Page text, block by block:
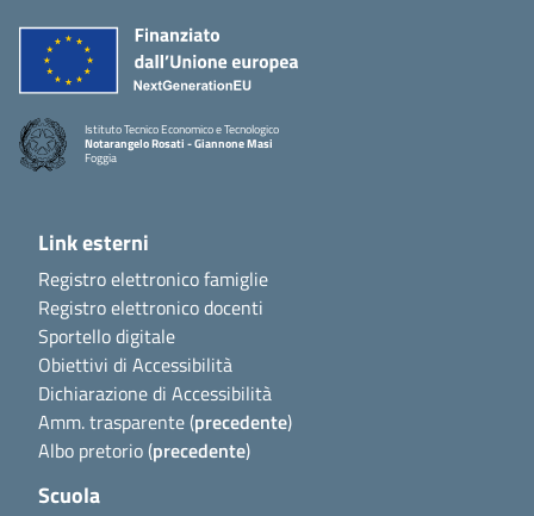
Istituto Tecnico Economico e Tecnologico
Notarangelo Rosati - Giannone Masi
Foggia
Link esterni
Registro elettronico famiglie
Registro elettronico docenti
Sportello digitale
Obiettivi di Accessibilità
Dichiarazione di Accessibilità
Amm. trasparente (precedente)
Albo pretorio (precedente)
Scuola